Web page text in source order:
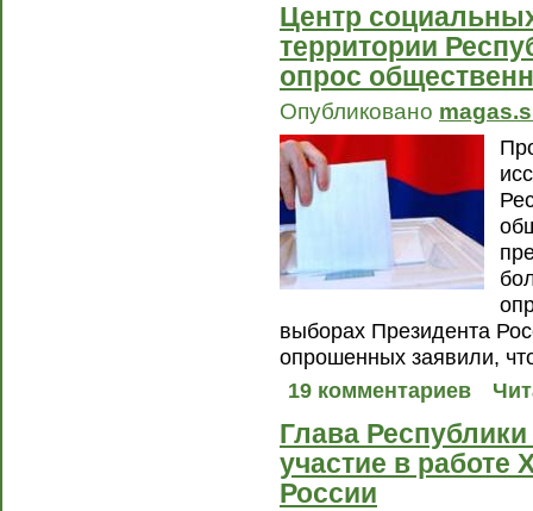
Центр
территории
опрос
Опубликовано
выборах Президента
опрошенных заявили,
19 комментариев
Глава
участие в работе
России